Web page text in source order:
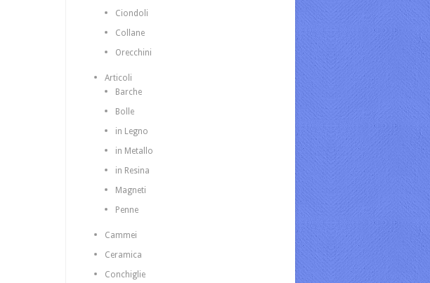
Ciondoli
Collane
Orecchini
Articoli
Barche
Bolle
in Legno
in Metallo
in Resina
Magneti
Penne
Cammei
Ceramica
Conchiglie